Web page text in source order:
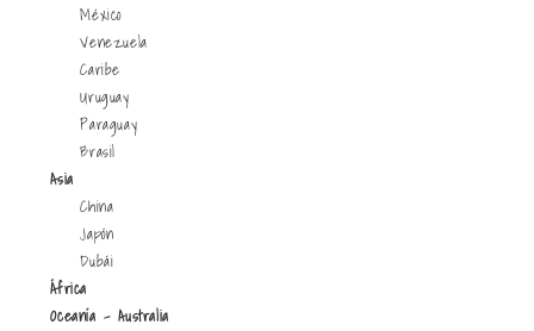
México
Venezuela
Caribe
Uruguay
Paraguay
Brasil
Asia
China
Japón
Dubái
África
Oceanía - Australia